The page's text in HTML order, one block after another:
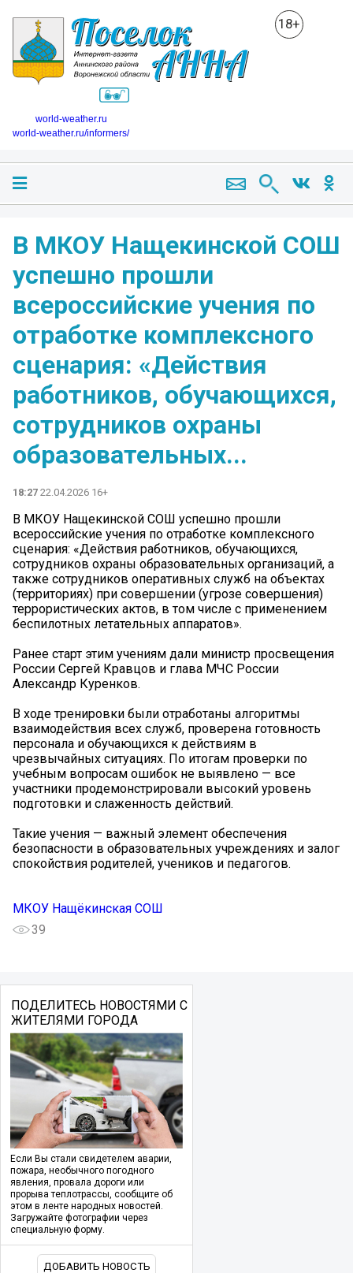
18+
world-weather.ru
world-weather.ru/informers/
В МКОУ Нащекинской СОШ
успешно прошли
всероссийские учения по
отработке комплексного
сценария: «Действия
работников, обучающихся,
сотрудников охраны
образовательных...
18:27 22.04.2026 16+
В МКОУ Нащекинской СОШ успешно прошли
всероссийские учения по отработке комплексного
сценария: «Действия работников, обучающихся,
сотрудников охраны образовательных организаций, а
также сотрудников оперативных служб на объектах
(территориях) при совершении (угрозе совершения)
террористических актов, в том числе с применением
беспилотных летательных аппаратов».
Ранее старт этим учениям дали министр просвещения
России Сергей Кравцов и глава МЧС России
Александр Куренков.
В ходе тренировки были отработаны алгоритмы
взаимодействия всех служб, проверена готовность
персонала и обучающихся к действиям в
чрезвычайных ситуациях. По итогам проверки по
учебным вопросам ошибок не выявлено — все
участники продемонстрировали высокий уровень
подготовки и слаженность действий.
Такие учения — важный элемент обеспечения
безопасности в образовательных учреждениях и залог
спокойствия родителей, учеников и педагогов.
МКОУ Нащёкинская СОШ
39
ПОДЕЛИТЕСЬ НОВОСТЯМИ С
ЖИТЕЛЯМИ ГОРОДА
Если Вы стали свидетелем аварии,
пожара, необычного погодного
явления, провала дороги или
прорыва теплотрассы, сообщите об
этом в ленте народных новостей.
Загружайте фотографии через
специальную форму.
ДОБАВИТЬ НОВОСТЬ